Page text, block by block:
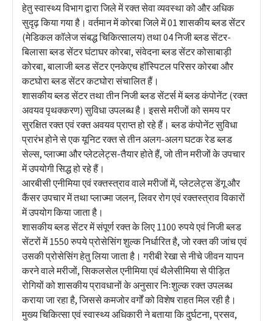
हेतु स्वास्थ्य विभाग द्वारा जिले में रक्त सेवा व्यवस्था को और अधिक
सुदृढ़ किया गया है। वर्तमान में कोरबा जिले में 01 शासकीय ब्लड सेंटर
(मेडिकल कॉलेज संबद्ध चिकित्सालय) तथा 04 निजी ब्लड सेंटर-
बिलासा ब्लड सेंटर घंटाघर कोरबा, संवेदना ब्लड सेंटर कोसाबाड़ी
कोरबा, बालाजी ब्लड सेंटर एनकेएच हॉस्पिटल परिसर कोरबा और
कटघोरा ब्लड सेंटर कटघोरा संचालित हैं।
शासकीय ब्लड सेंटर तथा तीन निजी ब्लड सेंटर्स में ब्लड कंपोनेंट (रक्त
अवयव पृथक्करण) सुविधा उपलब्ध है। इससे मरीजों को समय पर
सुरक्षित रक्त एवं रक्त अवयव प्राप्त हो रहे हैं। ब्लड कंपोनेंट सुविधा
प्रारंभ होने से एक यूनिट रक्त से तीन अलग-अलग घटक रेड ब्लड
सेल्स, प्लाज्मा और प्लेटलेट्स-तैयार होते हैं, जो तीन मरीजों के उपचार
में उपयोगी सिद्ध हो रहे हैं।
आरबीसी एनीमिया एवं रक्तस्त्राव वाले मरीजों में, प्लेटलेट्स डेंगू और
कैंसर उपचार में तथा प्लाज्मा जलन, लिवर रोग एवं रक्तस्त्राव विकारों
में उपयोग किया जाता है।
शासकीय ब्लड सेंटर में संपूर्ण रक्त के लिए 1100 रुपये एवं निजी ब्लड
सेंटरों में 1550 रुपये प्रोसेसिंग शुल्क निर्धारित है, जो रक्त की जांच एवं
उसकी प्रोसेसिंग हेतु लिया जाता है। गरीबी रेखा से नीचे जीवन यापन
करने वाले मरीजों, सिकलसेल एनीमिया एवं थैलेसीमिया से पीड़ित
रोगियों को शासकीय प्रावधानों के अनुसार निःशुल्क रक्त उपलब्ध
कराया जा रहा है, जिससे कमजोर वर्गों को विशेष राहत मिल रही है।
मुख्य चिकित्सा एवं स्वास्थ्य अधिकारी ने बताया कि दुर्घटना, प्रसव,